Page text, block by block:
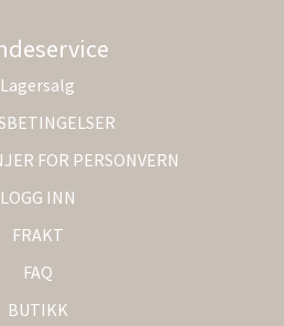
Lagersalg
FOR PERSONVERN
LOGG INN
FRAKT
FAQ
BUTIKK